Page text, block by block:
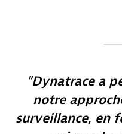
Dynatrace a
notre
surveillance, en